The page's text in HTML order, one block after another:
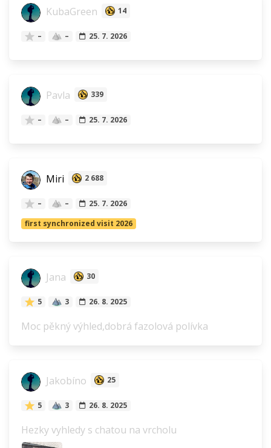
KubaGreen 14
– – 25. 7. 2026
Pavla 339
– – 25. 7. 2026
Miri 2 688
– –
25. 7. 2026
first synchronized visit 2026
Jana 30
5 3 26. 8. 2025
Moc pěkný výhled,dobrá fazolová polívka
Jakobíno 25
5 3 26. 8. 2025
Hezky vyhledy s chatou na vrcholu